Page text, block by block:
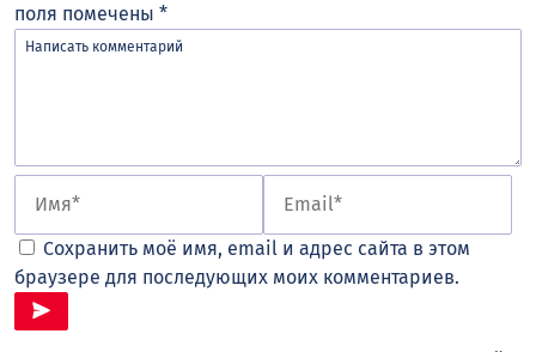
поля помечены *
Сохранить моё имя, email и адрес сайта в этом
браузере для последующих моих комментариев.